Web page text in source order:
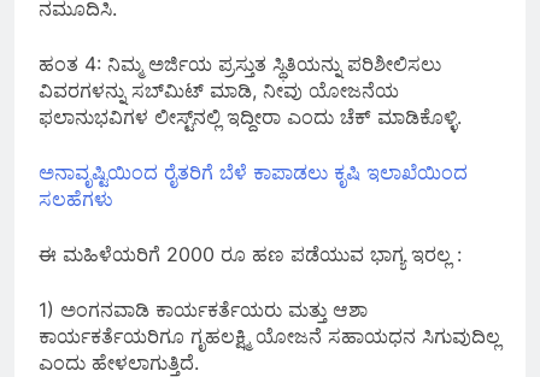
ನಮೂದಿಸಿ.
ಹಂತ 4: ನಿಮ್ಮ ಅರ್ಜಿಯ ಪ್ರಸ್ತುತ ಸ್ಥಿತಿಯನ್ನು ಪರಿಶೀಲಿಸಲು
ವಿವರಗಳನ್ನು ಸಬ್‌ಮಿಟ್ ಮಾಡಿ, ನೀವು ಯೋಜನೆಯ
ಫಲಾನುಭವಿಗಳ ಲೀಸ್ಟ್‌ನಲ್ಲಿ ಇದ್ದೀರಾ ಎಂದು ಚೆಕ್ ಮಾಡಿಕೊಳ್ಳಿ.
ಅನಾವೃಷ್ಟಿಯಿಂದ ರೈತರಿಗೆ ಬೆಳೆ ಕಾಪಾಡಲು ಕೃಷಿ ಇಲಾಖೆಯಿಂದ
ಸಲಹೆಗಳು
ಈ ಮಹಿಳೆಯರಿಗೆ 2000 ರೂ ಹಣ ಪಡೆಯುವ ಭಾಗ್ಯ ಇರಲ್ಲ :
1) ಅಂಗನವಾಡಿ ಕಾರ್ಯಕರ್ತೆಯರು ಮತ್ತು ಆಶಾ
ಕಾರ್ಯಕರ್ತೆಯರಿಗೂ ಗೃಹಲಕ್ಷ್ಮಿ ಯೋಜನೆ ಸಹಾಯಧನ ಸಿಗುವುದಿಲ್ಲ
ಎಂದು ಹೇಳಲಾಗುತ್ತಿದೆ.